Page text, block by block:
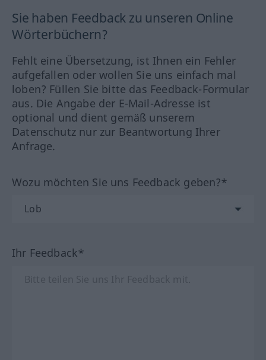
Sie haben Feedback zu unseren Online
Wörterbüchern?
Fehlt eine Übersetzung, ist Ihnen ein Fehler
aufgefallen oder wollen Sie uns einfach mal
loben? Füllen Sie bitte das Feedback-Formular
aus. Die Angabe der E-Mail-Adresse ist
optional und dient gemäß unserem
Datenschutz nur zur Beantwortung Ihrer
Anfrage.
Wozu möchten Sie uns Feedback geben?*
Ihr Feedback*